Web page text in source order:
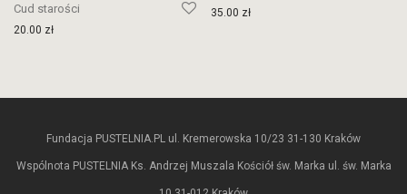
Cud starości
20.00 zł
35.00 zł
Fundacja PUSTELNIA.PL ul. Kremerowska 10/23 31-130 Kraków
Wspólnota PUSTELNIA Ks. Andrzej Muszala Kościół św. Marka ul. św. Marka